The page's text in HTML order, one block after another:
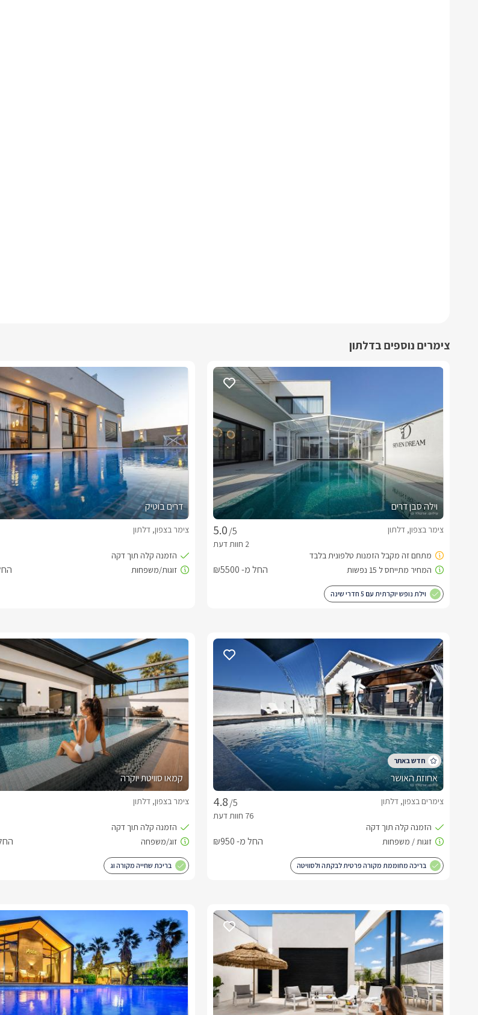
צימרים נוספים בדלתון
וילה סבן דרים
/5
צימר בצפון, דלתון
החל מ- ₪5500
וילת נופש יוקרתית עם 5 חדרי שינה
דרים בוטיק
צימר בצפון, דלתון
החל
אחוזת האושר
/5
צימרים בצפון, דלתון
החל מ- ₪950
בריכה מחוממת מקורה פרטית לבקתה ולסוויטה
קמאו סוויטת יוקרה
צימר בצפון, דלתון
החל
בריכת שחייה מקורה וג